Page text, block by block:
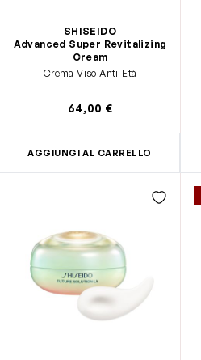
SHISEIDO
Advanced Super Revitalizing
Cream
Crema Viso Anti-Età
64,00 €
AGGIUNGI AL CARRELLO